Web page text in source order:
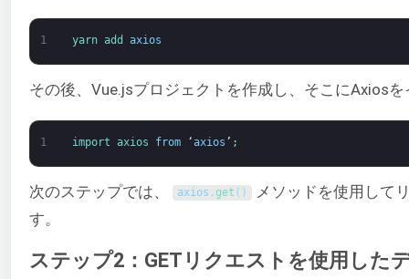
1 yarn add axios
その後、Vue.jsプロジェクトを作成し、そこにAxios
1 import axios from ‘axios ’ ;
次のステップでは、 axios .get ( ) メソッドを使用して
す。
ステップ2：GETリクエストを使用した